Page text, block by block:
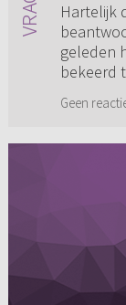
Hartelijk
geleden
bekeerd
Geen